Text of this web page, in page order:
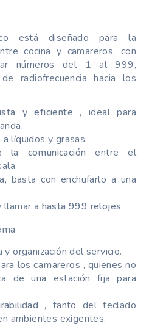
está diseñado para la
cocina y camareros, con
números del 1 al 999,
radiofrecuencia hacia los
y eficiente , ideal para
a líquidos y grasas.
la comunicación entre el
basta con enchufarlo a una
a hasta 999 relojes .
y organización del servicio.
los camareros , quienes no
de una estación fija para
, tanto del teclado
ambientes exigentes.